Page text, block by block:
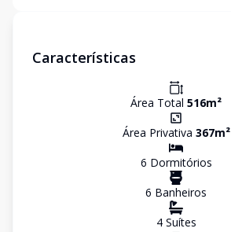
Características
Área Total 516m²
Área Privativa 367m²
6 Dormitórios
6 Banheiros
4Suítes